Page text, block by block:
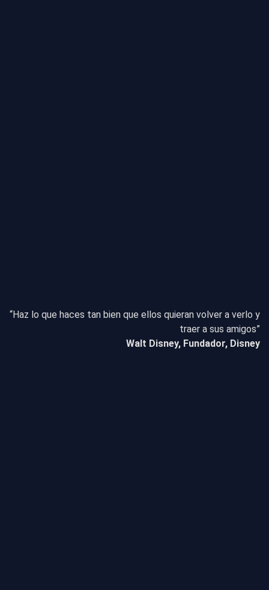
“Haz lo que haces tan bien que ellos quieran volver a verlo y
traer a sus amigos”
Walt Disney, Fundador, Disney